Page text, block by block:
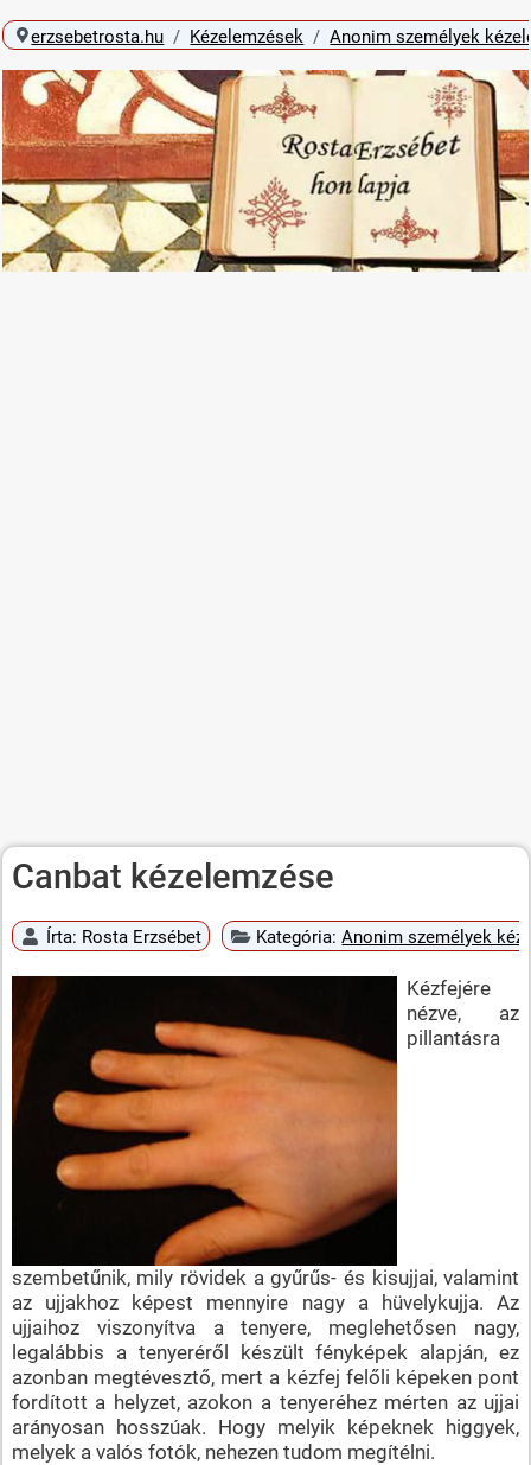
erzsebetrosta.hu Kézelemzések Anonim személyek
Canbat kézelemzése
Írta: Rosta Erzsébet Kategória:Anonim személyek
Kézfejére
nézve, az
pillantásra
szembetűnik, mily rövidek a gyűrűs- és kisujjai, valamint
az ujjakhoz képest mennyire nagy a hüvelykujja. Az
ujjaihoz viszonyítva a tenyere, meglehetősen nagy,
legalábbis a tenyeréről készült fényképek alapján, ez
azonban megtévesztő, mert a kézfej felőli képeken pont
fordított a helyzet, azokon a tenyeréhez mérten az ujjai
arányosan hosszúak. Hogy melyik képeknek higgyek,
melyek a valós fotók, nehezen tudom megítélni.